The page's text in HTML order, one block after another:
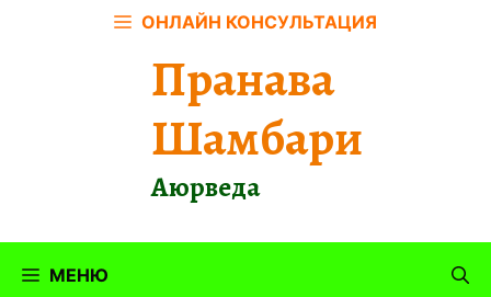
ОНЛАЙН КОНСУЛЬТАЦИЯ
Пранава
Шамбари
Аюрведа
МЕНЮ